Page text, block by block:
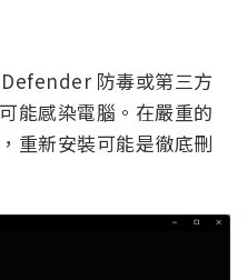
防毒或第三方
能感染電腦。在嚴重的
重新安裝可能是徹底刪